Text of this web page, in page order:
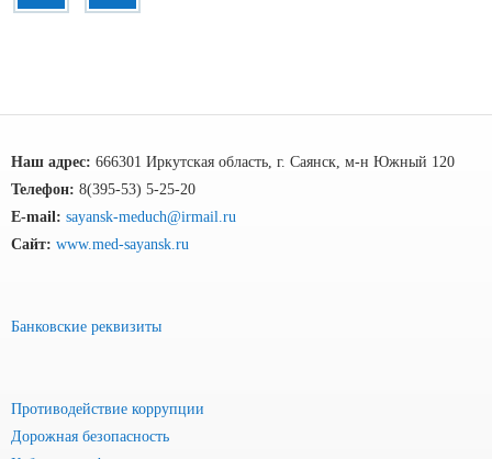
Наш адрес: 666301 Иркутская область, г. Саянск, м-н Южный 120
Телефон: 8(395-53) 5-25-20
E-mail: sayansk-meduch@irmail.ru
Сайт: www.med-sayansk.ru
Банковские реквизиты
Противодействие коррупции
Дорожная безопасность